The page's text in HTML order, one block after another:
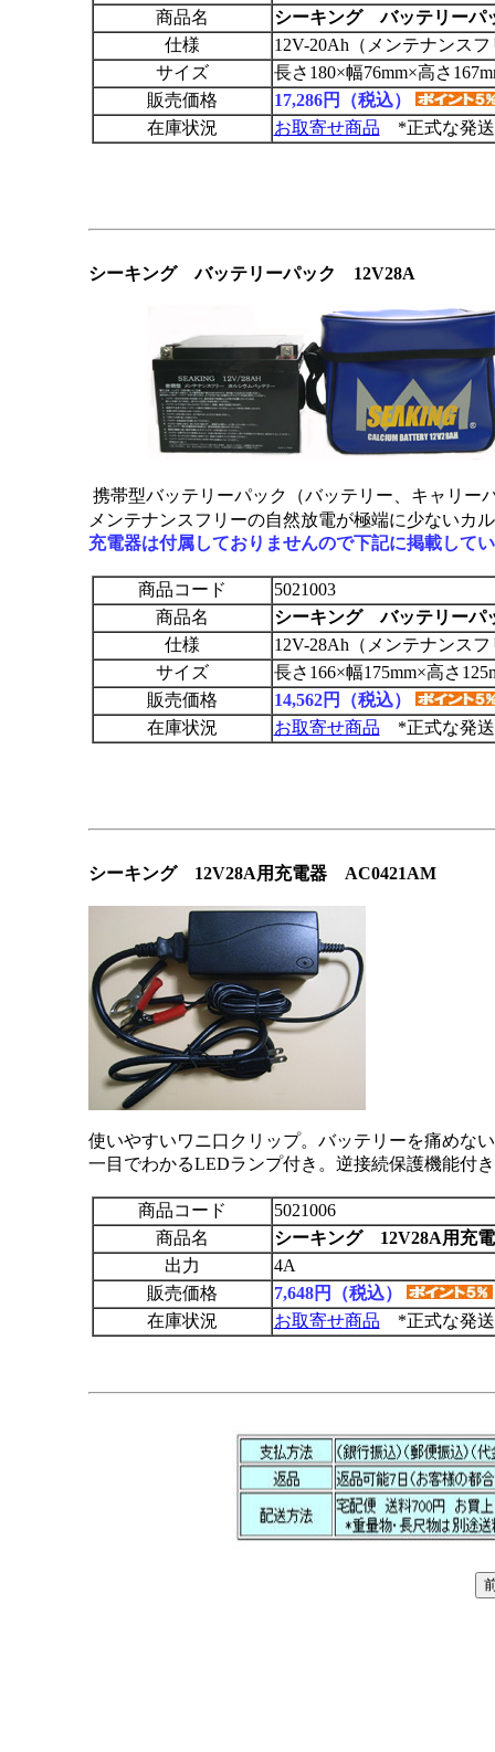
商品名
シーキング バッテリーパ
仕様
12V-20Ah（メンテナンス
サイズ
長さ180×幅76mm×高さ
販売価格
17,286円（税込）
在庫状況
お取寄せ商品 *正式な発送
シーキング バッテリーパック 12V28A
携帯型バッテリーパック（バッテリー、キャリー
メンテナンスフリーの自然放電が極端に少ないカ
充電器は付属しておりませんので下記に掲載して
商品コード
5021003
商品名
シーキング バッテリーパ
仕様
12V-28Ah（メンテナンス
サイズ
長さ166×幅175mm×高さ
販売価格
14,562円（税込）
在庫状況
お取寄せ商品 *正式な発送
シーキング 12V28A用充電器 AC0421AM
使いやすいワニ口クリップ。バッテリーを痛めな
一目でわかるLEDランプ付き。逆接続保護機能付
商品コード
5021006
商品名
シーキング 12V28A用充
出力
4A
販売価格
7,648円（税込）
在庫状況
お取寄せ商品 *正式な発送